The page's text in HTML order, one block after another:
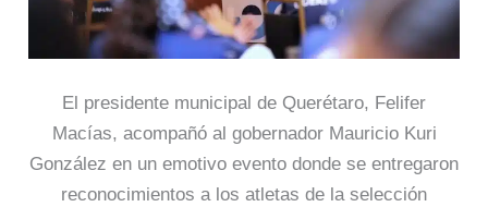
El presidente municipal de Querétaro, Felifer
Macías, acompañó al gobernador Mauricio Kuri
González en un emotivo evento donde se entregaron
reconocimientos a los atletas de la selección